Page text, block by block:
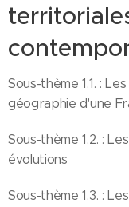
Sous-thème 1.1. :
géographie d'une
Sous-thème 1.2. :
évolutions
Sous-thème 1.3. :